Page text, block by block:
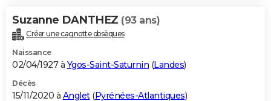
Suzanne DANTHEZ (93 ans)
Créer une cagnotte obsèques
Naissance
02/04/1927 à Ygos-Saint-Saturnin (Landes)
Décès
15/11/2020 à Anglet(Pyrénées-Atlantiques)